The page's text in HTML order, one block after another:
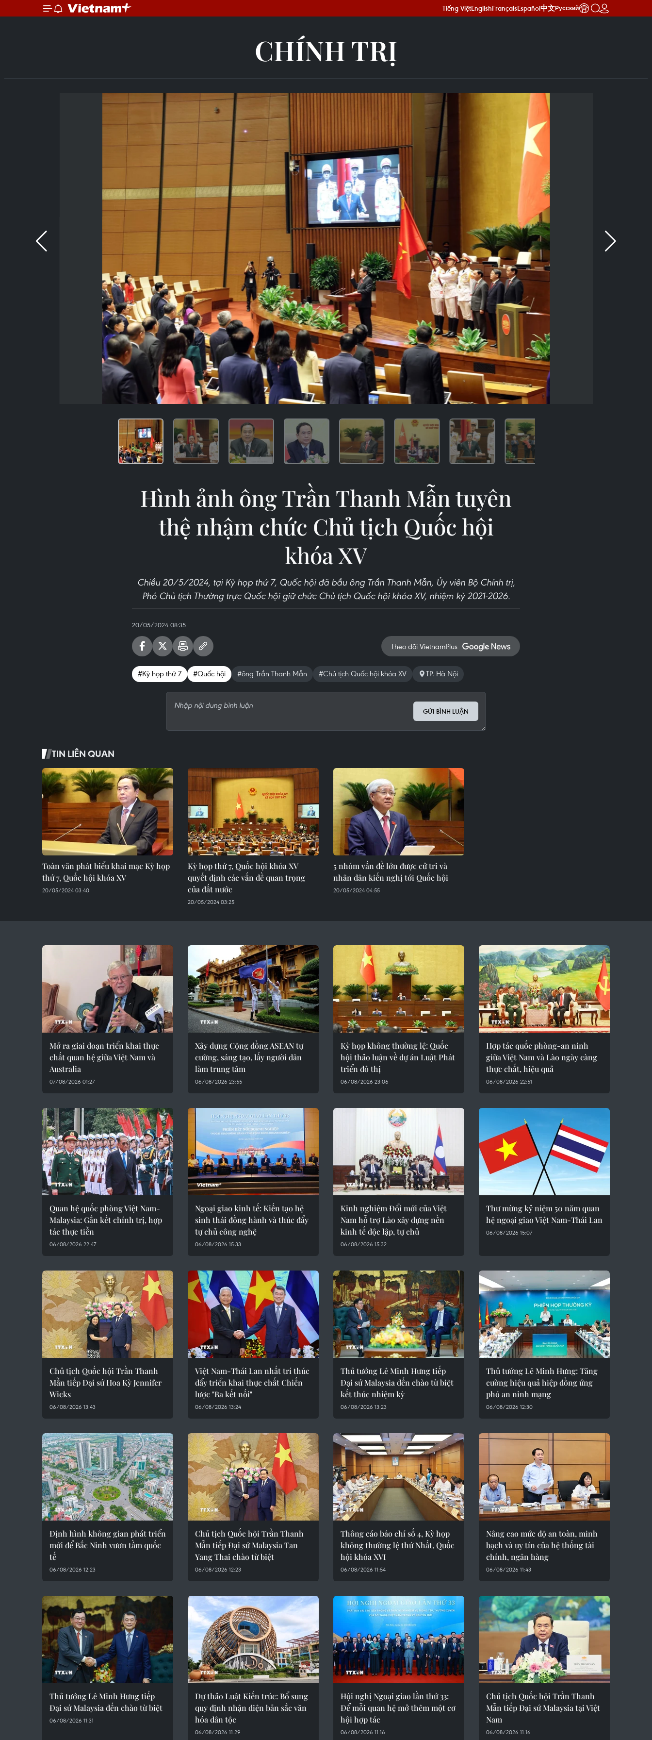
Tiếng ViệtEnglishFrançaisEspañol中文Русский
CHÍNH TRỊ
Hình ảnh ông Trần Thanh Mẫn tuyên
thệ nhậm chức Chủ tịch Quốc hội
khóa XV
Chiều 20/5/2024, tại Kỳ họp thứ 7, Quốc hội đã bầu ông Trần Thanh Mẫn, Ủy viên Bộ Chính trị,
Phó Chủ tịch Thường trực Quốc hội giữ chức Chủ tịch Quốc hội khóa XV, nhiệm kỳ 2021-2026.
20/05/2024 08:35
Theo dõi VietnamPlus
#Kỳ họp thứ 7 #Quốc hội #ông Trần Thanh Mẫn #Chủ tịch Quốc hội khóa XV TP. Hà Nội
GỬI BÌNH LUẬN
TIN LIÊN QUAN
Toàn văn phát biểu khai mạc Kỳ họp
thứ 7, Quốc hội khóa XV
20/05/2024 03:40
Kỳ họp thứ 7, Quốc hội khóa XV
quyết định các vấn đề quan trọng
của đất nước
20/05/2024 03:25
5 nhóm vấn đề lớn được cử tri và
nhân dân kiến nghị tới Quốc hội
20/05/2024 04:55
Mở ra giai đoạn triển khai thực
chất quan hệ giữa Việt Nam và
Australia
07/08/2026 01:27
Xây dựng Cộng đồng ASEAN tự
cường, sáng tạo, lấy người dân
làm trung tâm
06/08/2026 23:55
Kỳ họp không thường lệ: Quốc
hội thảo luận về dự án Luật Phát
triển đô thị
06/08/2026 23:06
Hợp tác quốc phòng-an ninh
giữa Việt Nam và Lào ngày càng
thực chất, hiệu quả
06/08/2026 22:51
Quan hệ quốc phòng Việt Nam-
Malaysia: Gắn kết chính trị, hợp
tác thực tiễn
06/08/2026 22:47
Ngoại giao kinh tế: Kiến tạo hệ
sinh thái đồng hành và thúc đẩy
tự chủ công nghệ
06/08/2026 15:33
Kinh nghiệm Đổi mới của Việt
Nam hỗ trợ Lào xây dựng nền
kinh tế độc lập, tự chủ
06/08/2026 15:32
Thư mừng kỷ niệm 50 năm quan
hệ ngoại giao Việt Nam-Thái Lan
06/08/2026 15:07
Chủ tịch Quốc hội Trần Thanh
Mẫn tiếp Đại sứ Hoa Kỳ Jennifer
Wicks
06/08/2026 13:43
Việt Nam-Thái Lan nhất trí thúc
đẩy triển khai thực chất Chiến
lược "Ba kết nối"
06/08/2026 13:24
Thủ tướng Lê Minh Hưng tiếp
Đại sứ Malaysia đến chào từ biệt
kết thúc nhiệm kỳ
06/08/2026 13:23
Thủ tướng Lê Minh Hưng: Tăng
cường hiệu quả hiệp đồng ứng
phó an ninh mạng
06/08/2026 12:30
Định hình không gian phát triển
mới để Bắc Ninh vươn tầm quốc
tế
06/08/2026 12:23
Chủ tịch Quốc hội Trần Thanh
Mẫn tiếp Đại sứ Malaysia Tan
Yang Thai chào từ biệt
06/08/2026 12:23
Thông cáo báo chí số 4, Kỳ họp
không thường lệ thứ Nhất, Quốc
hội khóa XVI
06/08/2026 11:54
Nâng cao mức độ an toàn, minh
bạch và uy tín của hệ thống tài
chính, ngân hàng
06/08/2026 11:43
Thủ tướng Lê Minh Hưng tiếp
Đại sứ Malaysia đến chào từ biệt
06/08/2026 11:31
Dự thảo Luật Kiến trúc: Bổ sung
quy định nhận diện bản sắc văn
hóa dân tộc
06/08/2026 11:29
Hội nghị Ngoại giao lần thứ 33:
Để mỗi quan hệ mở thêm một cơ
hội hợp tác
06/08/2026 11:16
Chủ tịch Quốc hội Trần Thanh
Mẫn tiếp Đại sứ Malaysia tại Việt
Nam
06/08/2026 11:16